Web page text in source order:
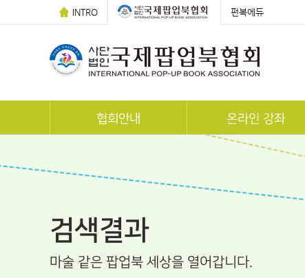
INTRO 펀북에듀
협회안내
연혁
찾아오시는 길
온라인 강좌
전체 강좌
한국사팝업북지도사 자격
검색결과
마술 같은 팝업북 세상을 열어갑니다.